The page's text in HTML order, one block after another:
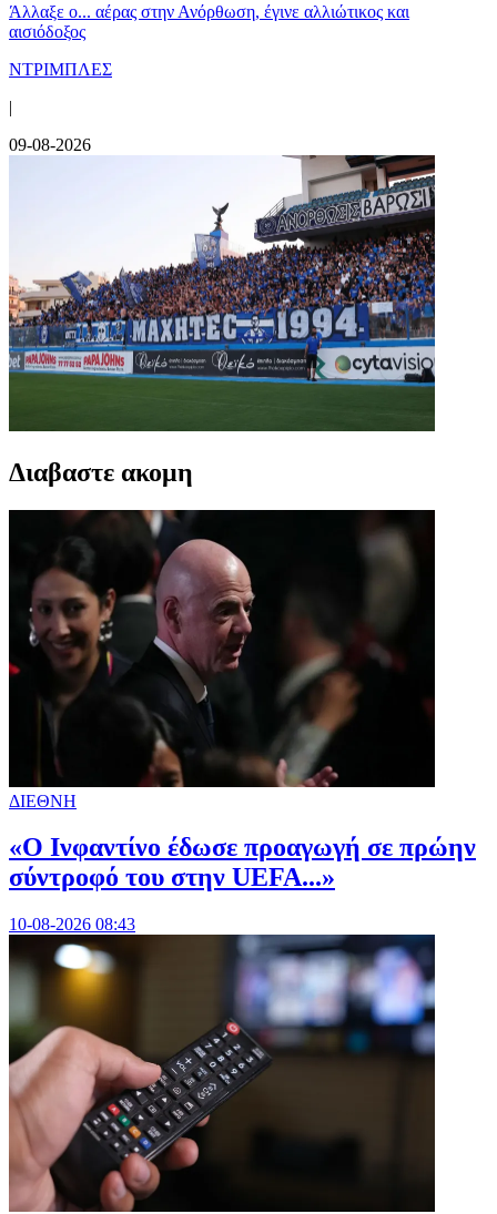
Άλλαξε ο... αέρας στην Ανόρθωση, έγινε αλλιώτικος και
αισιόδοξος
ΝΤΡΙΜΠΛΕΣ
|
09-08-2026
Διαβαστε ακομη
ΔΙΕΘΝΗ
«Ο Ινφαντίνο έδωσε προαγωγή σε πρώην
σύντροφό του στην UEFA...»
10-08-2026 08:43